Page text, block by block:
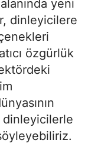
yeni
dinleyicilere
özgürlük